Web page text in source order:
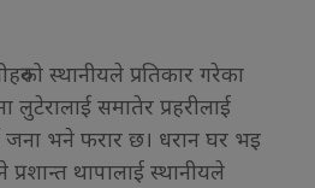
स्थानीयले प्रतिकार गरेका
समातेर प्रहरीलाई
भने फरार छ। धरान घर भइ
थापालाई स्थानीयले